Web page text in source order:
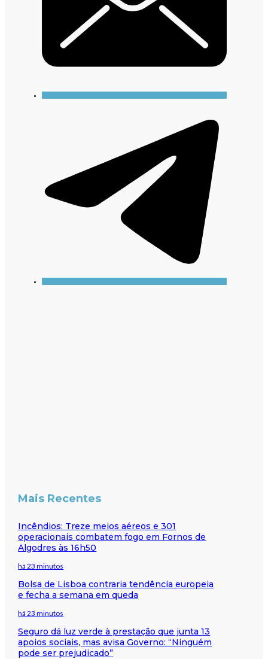
Mais Recentes
Incêndios: Treze meios aéreos e 301
operacionais combatem fogo em Fornos de
Algodres às 16h50
há 23 minutos
Bolsa de Lisboa contraria tendência europeia
e fecha a semana em queda
há 23 minutos
Seguro dá luz verde à prestação que junta 13
apoios sociais, mas avisa Governo: “Ninguém
pode ser prejudicado”